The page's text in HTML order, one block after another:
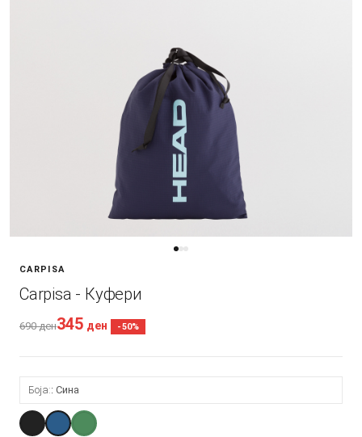
CARPISA
Carpisa - Куфери
690ден345 ден -50%
Боја: Сина